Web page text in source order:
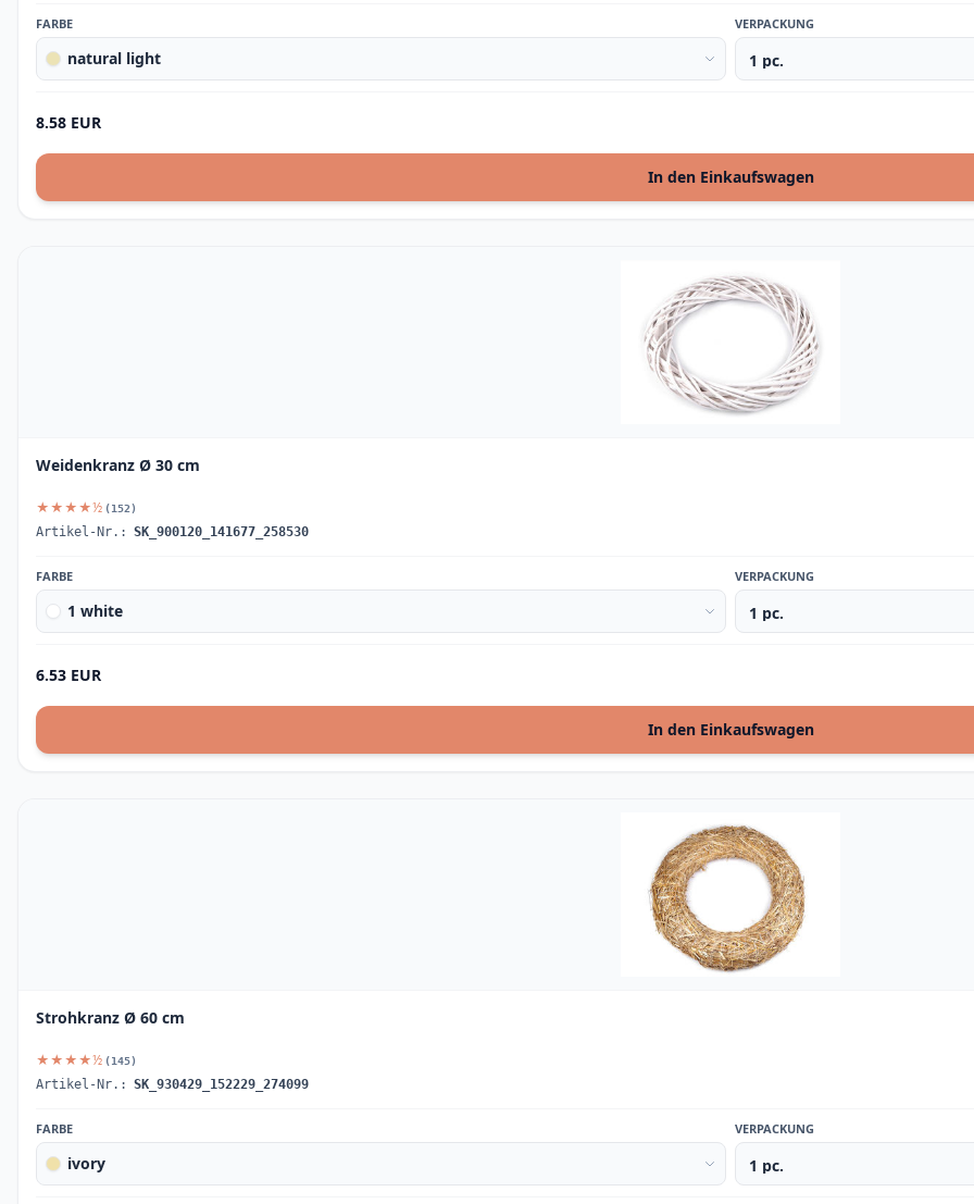
FARBE
natural light
VERPACKUNG
8.58 EUR
In den Einkaufswagen
Weidenkranz Ø 30 cm
★★★★½ (152)
Artikel-Nr.: SK_900120_141677_258530
FARBE
1 white
VERPACKUNG
6.53 EUR
In den Einkaufswagen
Strohkranz Ø 60 cm
★★★★½ (145)
Artikel-Nr.: SK_930429_152229_274099
FARBE
ivory
VERPACKUNG